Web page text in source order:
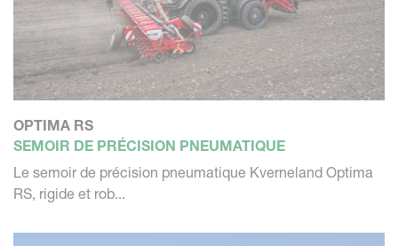
OPTIMA RS
SEMOIR DE PRÉCISION PNEUMATIQUE
Le semoir de précision pneumatique Kverneland Optima
RS, rigide et rob...